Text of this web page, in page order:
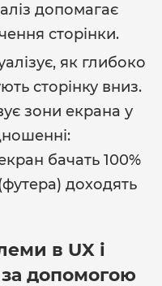
допомагає
сторінки.
як глибоко
сторінку вниз.
зони екрана у
бачать 100%
доходять
в UX і
за допомогою